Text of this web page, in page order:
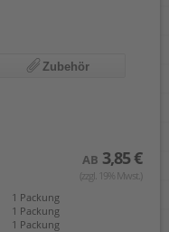
Zubehör
AB 3,85 €
(zzgl. 19% Mwst.)
1 Packung
1 Packung
1 Packung